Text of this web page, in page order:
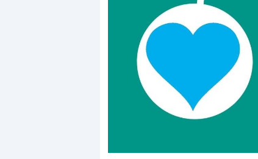
Dalle valutazioni
correzione. Cosa
repricing degli